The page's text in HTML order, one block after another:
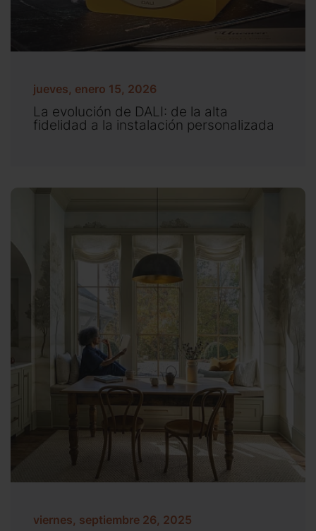
jueves, enero 15, 2026
La evolución de DALI: de la alta
fidelidad a la instalación personalizada
viernes, septiembre 26, 2025